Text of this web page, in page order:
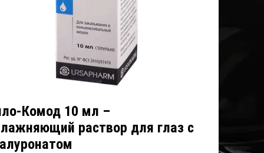
Комод 10 мл –
раствор для глаз с